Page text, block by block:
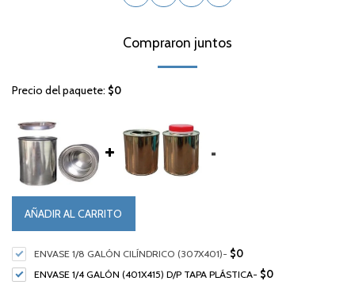
Compraron juntos
Precio del paquete: $0
=
AÑADIR AL CARRITO
ENVASE 1/8 GALÓN CILÍNDRICO (307X401)- $0
ENVASE 1/4 GALÓN (401X415) D/P TAPA PLÁSTICA- $0